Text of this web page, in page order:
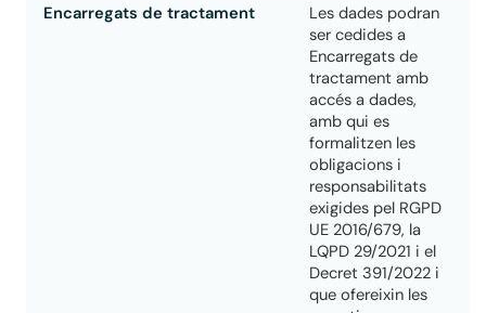
Encarregats de tractament
Les dades podran
ser cedides a
Encarregats de
tractament amb
accés a dades,
amb qui es
formalitzen les
obligacions i
responsabilitats
exigides pel RGPD
UE 2016/679, la
LQPD 29/2021 i el
Decret 391/2022 i
que ofereixin les